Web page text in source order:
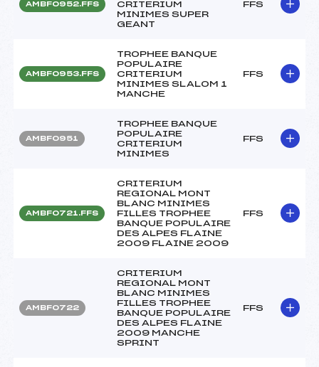
AMBF0952.FFS
CRITERIUM
MINIMES SUPER
GEANT
FFS
AMBF0953.FFS
TROPHEE BANQUE
POPULAIRE
CRITERIUM
MINIMES SLALOM 1
MANCHE
FFS
AMBF0951
TROPHEE BANQUE
POPULAIRE
CRITERIUM
MINIMES
FFS
AMBF0721.FFS
CRITERIUM
REGIONAL MONT
BLANC MINIMES
FILLES TROPHEE
BANQUE POPULAIRE
DES ALPES FLAINE
2009 FLAINE 2009
FFS
AMBF0722
CRITERIUM
REGIONAL MONT
BLANC MINIMES
FILLES TROPHEE
BANQUE POPULAIRE
DES ALPES FLAINE
2009 MANCHE
SPRINT
FFS